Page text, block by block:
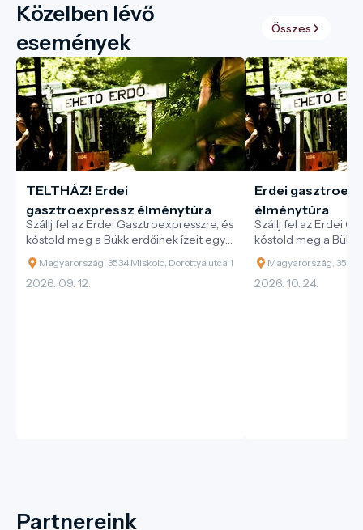
Közelben lévő
események
Összes
TELTHÁZ! Erdei
gasztroexpressz élménytúra
Szállj fel az Erdei Gasztroexpresszre, és
kóstold meg a Bükk erdőinek ízeit egy
különleges vonatos kaland során!
Magyarország, 3534 Miskolc, Dorottya utca 1
2026. 09. 12.
Erdei
élménytúra
Szállj fel az Erdei
kóstold meg a Bükk
különleges vonatos
Magyarország, 3534
2026. 10. 24.
Partnereink